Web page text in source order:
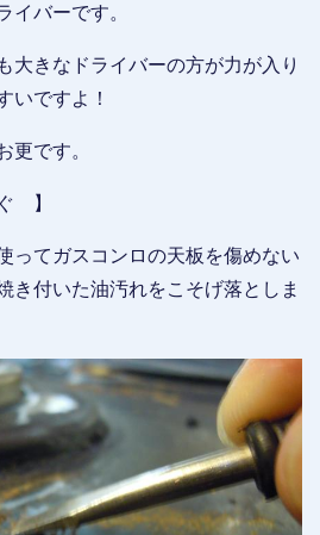
イバーです。
大きなドライバーの方が力が入り
いですよ！
更です。
】
ってガスコンロの天板を傷めない
き付いた油汚れをこそげ落としま